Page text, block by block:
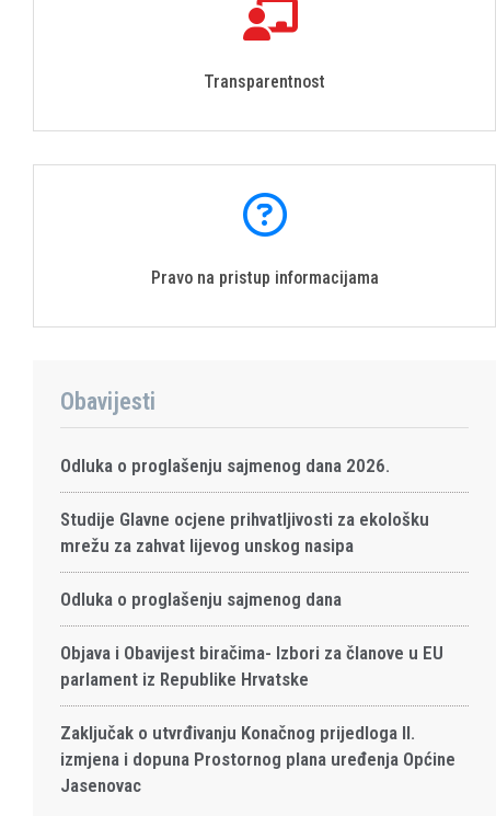
Transparentnost
Pravo na pristup informacijama
Obavijesti
Odluka o proglašenju sajmenog dana 2026.
Studije Glavne ocjene prihvatljivosti za ekološku
mrežu za zahvat lijevog unskog nasipa
Odluka o proglašenju sajmenog dana
Objava i Obavijest biračima- Izbori za članove u EU
parlament iz Republike Hrvatske
Zaključak o utvrđivanju Konačnog prijedloga II.
izmjena i dopuna Prostornog plana uređenja Općine
Jasenovac